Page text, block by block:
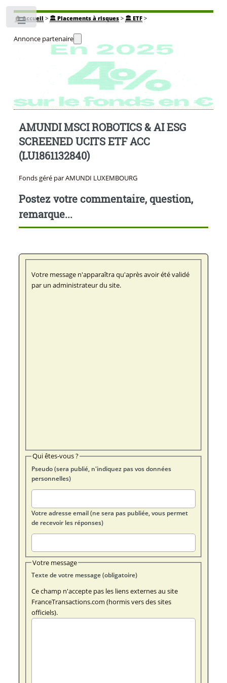
🏠Accueil > 🏛️ Placements à risques> 🏛️ ETF>
Annonce partenaire
AMUNDI MSCI ROBOTICS & AI ESG
SCREENED UCITS ETF ACC
(LU1861132840)
Fonds géré par AMUNDI LUXEMBOURG
Postez votre commentaire, question,
remarque...
Votre message n'apparaîtra qu'après avoir été validé
par un administrateur du site.
Qui êtes-vous ?
Pseudo (sera publié, n'indiquez pas vos données
personnelles)
Votre adresse email (ne sera pas publiée, vous permet
de recevoir les réponses)
Votre message
Texte de votre message (obligatoire)
Ce champ n'accepte pas les liens externes au site
FranceTransactions.com (hormis vers des sites
officiels).
Toggle